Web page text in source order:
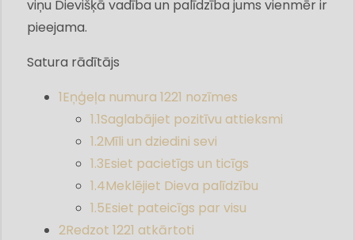
viņu Dievišķā vadība un palīdzība jums vienmēr ir
pieejama.
Satura rādītājs
1Eņģeļa numura 1221 nozīmes
1.1Saglabājiet pozitīvu attieksmi
1.2Mīli un dziedini sevi
1.3Esiet pacietīgs un ticīgs
1.4Meklējiet Dieva palīdzību
1.5Esiet pateicīgs par visu
2Redzot 1221 atkārtoti